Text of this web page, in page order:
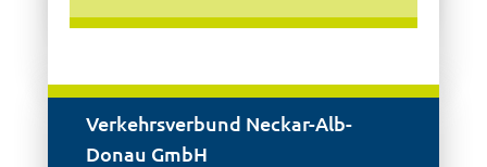
Verkehrsverbund Neckar-Alb-
Donau GmbH